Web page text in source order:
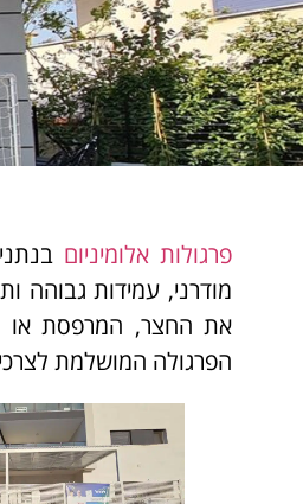
פרגולות אלומיניום
מודרני, עמידות גבוהה
את החצר, המרפסת או
הפרגולה המושלמת